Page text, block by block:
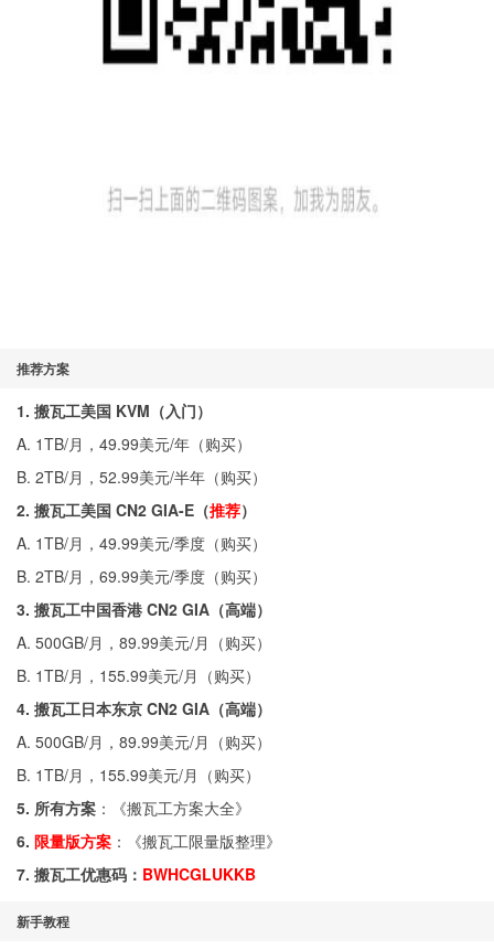
推荐方案
1. 搬瓦工美国 KVM（入门）
A. 1TB/月，49.99美元/年（购买）
B. 2TB/月，52.99美元/半年（购买）
2. 搬瓦工美国 CN2 GIA-E（推荐）
A. 1TB/月，49.99美元/季度（购买）
B. 2TB/月，69.99美元/季度（购买）
3. 搬瓦工中国香港 CN2 GIA（高端）
A. 500GB/月，89.99美元/月（购买）
B. 1TB/月，155.99美元/月（购买）
4. 搬瓦工日本东京 CN2 GIA（高端）
A. 500GB/月，89.99美元/月（购买）
B. 1TB/月，155.99美元/月（购买）
5. 所有方案 ：《搬瓦工方案大全》
6. 限量版方案 ：《搬瓦工限量版整理》
7. 搬瓦工优惠码： BWHCGLUKKB
新手教程